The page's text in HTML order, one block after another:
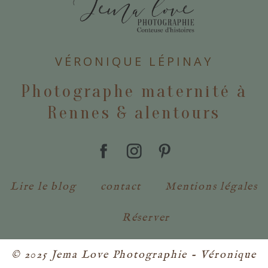
POSTER VOTRE COMMENTAIRE
VÉRONIQUE LÉPINAY
Photographe maternité à
Rennes & alentours
Lire le blog contact Mentions légales
Réserver
© 2025 Jema Love Photographie - Véronique